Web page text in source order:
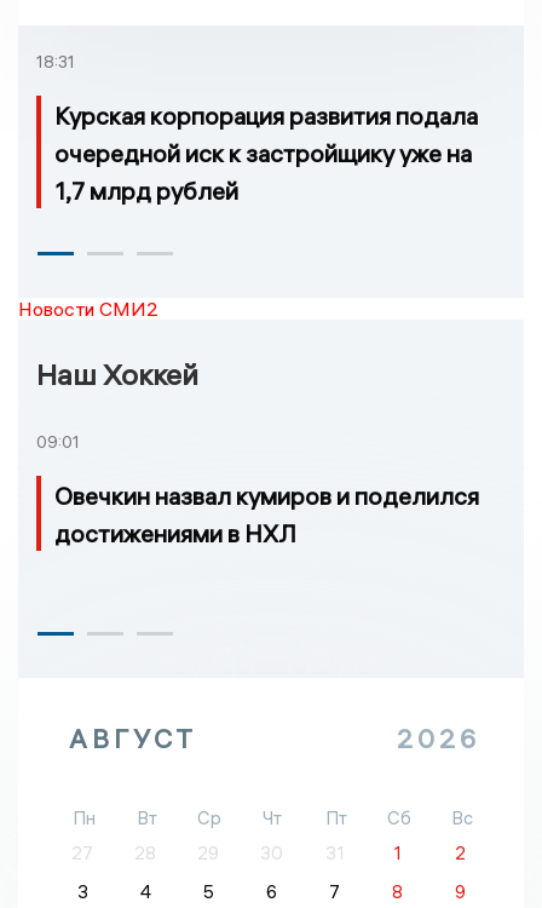
18:31
Курская корпорация развития подала
очередной иск к застройщику уже на
1,7 млрд рублей
Новости СМИ2
Наш Хоккей
09:01
Овечкин назвал кумиров и поделился
достижениями в НХЛ
АВГУСТ 2026
Пн Вт Ср Чт Пт Сб
Вс
27
28 29 30 31 1
2
3
4 5 6 7 8
9